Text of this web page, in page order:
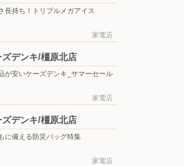
長持ち！トリプルメガアイス
家電店
ズデンキ/橿原北店
が安いケーズデンキ_サマーセール
家電店
ズデンキ/橿原北店
に備える防災バッグ特集
家電店